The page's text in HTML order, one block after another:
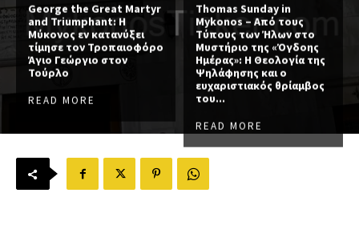
George the Great Martyr
and Triumphant: Η
Μύκονος εν κατανύξει
τίμησε τον Τροπαιοφόρο
Άγιο Γεώργιο στον
Τούρλο
READ MORE
Thomas Sunday in
Mykonos – Από τους
Τύπους των Ήλων στο
Μυστήριο της «Όγδοης
Ημέρας»: Η Θεολογία της
Ψηλάφησης και ο
ευχαριστιακός θρίαμβος
του...
READ MORE